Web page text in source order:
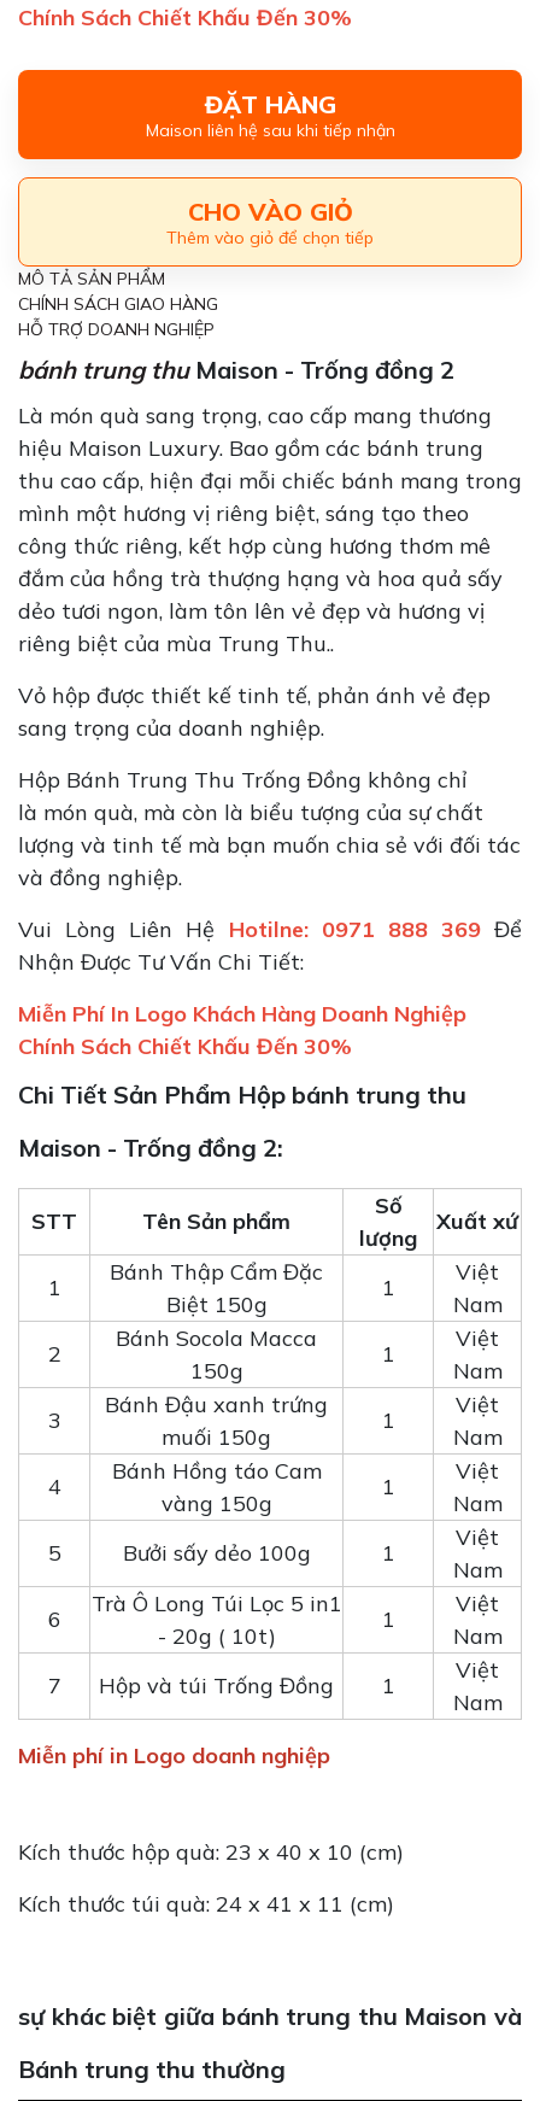
Chính Sách Chiết Khấu Đến 30%
ĐẶT HÀNG
Maison liên hệ sau khi tiếp nhận
CHO VÀO GIỎ
Thêm vào giỏ để chọn tiếp
MÔ TẢ SẢN PHẨM
CHÍNH SÁCH GIAO HÀNG
HỖ TRỢ DOANH NGHIỆP
bánh trung thuMaison - Trống đồng 2
Là món quà sang trọng, cao cấp mang thương
hiệu Maison Luxury. Bao gồm các bánh trung
thu cao cấp, hiện đại mỗi chiếc bánh mang trong
mình một hương vị riêng biệt, sáng tạo theo
công thức riêng, kết hợp cùng hương thơm mê
đắm của hồng trà thượng hạng và hoa quả sấy
dẻo tươi ngon, làm tôn lên vẻ đẹp và hương vị
riêng biệt của mùa Trung Thu..
Vỏ hộp được thiết kế tinh tế, phản ánh vẻ đẹp
sang trọng của doanh nghiệp.
Hộp Bánh Trung Thu Trống Đồng không chỉ
là món quà, mà còn là biểu tượng của sự chất
lượng và tinh tế mà bạn muốn chia sẻ với đối tác
và đồng nghiệp.
Vui Lòng Liên Hệ Hotilne: 0971 888 369Để
Nhận Được Tư Vấn Chi Tiết:
Miễn Phí In Logo Khách Hàng Doanh Nghiệp
Chính Sách Chiết Khấu Đến 30%
Chi Tiết Sản Phẩm Hộp bánh trung thu
Maison - Trống đồng 2:
STT Tên Sản phẩm
Số
lượng
Xuất xứ
1
Bánh Thập Cẩm Đặc
Biệt 150g
1
Việt
Nam
2
Bánh Socola Macca
150g
1
Việt
Nam
3
Bánh Đậu xanh trứng
muối 150g
1
Việt
Nam
4
Bánh Hồng táo Cam
vàng 150g
1
Việt
Nam
5
Bưởi sấy dẻo 100g 1
Việt
Nam
6
Trà Ô Long Túi Lọc 5 in1
- 20g ( 10t)
1
Việt
Nam
7
Hộp và túi Trống Đồng 1
Việt
Nam
Miễn phí in Logo doanh nghiệp
Kích thước hộp quà: 23 x 40 x 10 (cm)
Kích thước túi quà: 24 x 41 x 11 (cm)
sự khác biệt giữa bánh trung thu Maison và
Bánh trung thu thường